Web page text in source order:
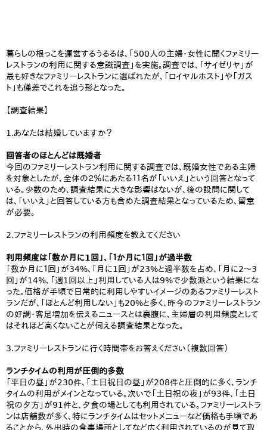
暮らしの根っこを運営するうるるは、「500人の主婦・女性に聞くファミリー
レストランの利用に関する意識調査」を実施。調査では、「サイゼリヤ」が
最も好きなファミリーレストランに選ばれたが、「ロイヤルホスト」や「ガス
ト」も僅差でこれを追う形となった。
【調査結果】
1.あなたは結婚していますか？
回答者のほとんどは既婚者
今回のファミリーレストラン利用に関する調査では、既婚女性である主婦
を対象としたが、全体の２％にあたる１１名が「いいえ」という回答となって
いる。少数のため、調査結果に大きな影響はないが、後の設問に関して
は、「いいえ」と回答している方も含めた調査結果となっているため、留意
が必要。
2.ファミリーレストランの利用頻度を教えてください
利用頻度は「数か月に1回」、「１か月に１回」が過半数
「数か月に１回」が34%、「月に1回」が23%と過半数を占め、「月に2～3
回」が14%、「週1回以上」利用している人は9%で少数派という結果にな
った。価格が手頃で日常的に利用しやすいイメージのあるファミリーレスト
ランだが、「ほとんど利用しない」も20%と多く、昨今のファミリーレストラン
の好調・客足増加を伝えるニュースとは裏腹に、主婦層の利用頻度として
はそれほど高くないことが伺える調査結果となった。
3.ファミリーレストランに行く時間帯をお答えください（複数回答）
ランチタイムの利用が圧倒的多数
「平日の昼」が230件、「土日祝日の昼」が208件と圧倒的に多く、ランチ
タイムの利用がメインとなっている。次いで「土日祝の夜」が93件、「土日
祝の夕方」が91件と、夕食の場としても利用されている。ファミリーレストラ
ンは店舗数が多く、特にランチタイムはセットメニューなど価格も手頃であ
ることから、外出時の食事場所としてなど広く利用されているのが見て取